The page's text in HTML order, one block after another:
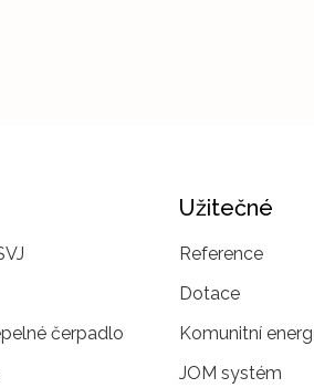
čerpadlo
Užitečné
Reference
Dotace
Komunitní
JOM systém